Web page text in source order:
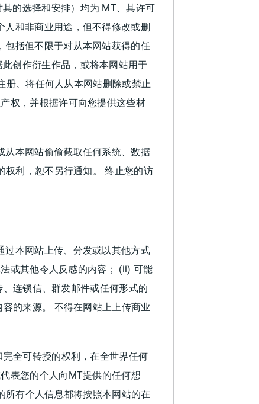
的选择和安排）均为 MT、其许可
和非商业用途，但不得修改或删
包括但不限于对从本网站获得的任
创作衍生作品，或将本网站用于
册、将任何人从本网站删除或禁止
权，并根据许可向您提供这些材
从本网站偷偷截取任何系统、数据
权利，恕不另行通知。 终止您的访
过本网站上传、分发或以其他方式
或其他令人反感的内容； (ii) 可能
连锁信、群发邮件或任何形式的
的来源。 不得在网站上上传商业
全可转授的权利，在全世界任何
表您的个人向MT提供的任何想
有个人信息都将按照本网站的在